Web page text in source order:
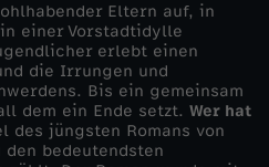
Eltern auf, in
einer Vorstadtidylle
erlebt einen
die Irrungen und
Bis ein gemeinsam
dem ein Ende setzt. Wer hat
des jüngsten Romans von
den bedeutendsten